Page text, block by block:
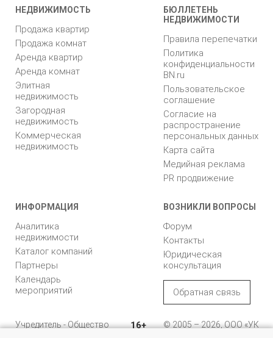
НЕДВИЖИМОСТЬ
Продажа квартир
Продажа комнат
Аренда квартир
Аренда комнат
Элитная
недвижимость
Загородная
недвижимость
Коммерческая
недвижимость
БЮЛЛЕТЕНЬ
НЕДВИЖИМОСТИ
Правила перепечатки
Политика
конфиденциальности
BN.ru
Пользовательское
соглашение
Согласие на
распространение
персональных данных
Карта сайта
Медийная реклама
PR продвижение
ИНФОРМАЦИЯ
Аналитика
недвижимости
Каталог компаний
Партнеры
Календарь
мероприятий
ВОЗНИКЛИ ВОПРОСЫ
Форум
Контакты
Юридическая
консультация
Обратная связь
Учредитель - Общество
16+
© 2005 – 2026, ООО «УК